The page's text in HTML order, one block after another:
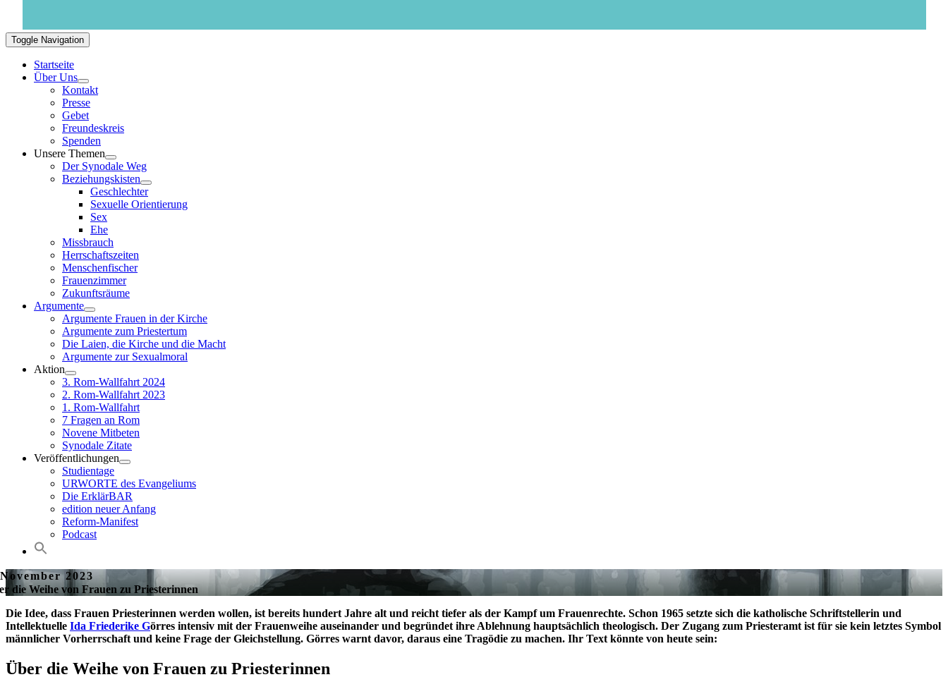
Toggle Navigation
Startseite
Über Uns
Kontakt
Presse
Gebet
Freundeskreis
Spenden
Unsere Themen
Der Synodale Weg
Beziehungskisten
Geschlechter
Sexuelle Orientierung
Sex
Ehe
Missbrauch
Herrschaftszeiten
Menschenfischer
Frauenzimmer
Zukunftsräume
Argumente
Argumente Frauen in der Kirche
Argumente zum Priestertum
Die Laien, die Kirche und die Macht
Argumente zur Sexualmoral
Aktion
3. Rom-Wallfahrt 2024
2. Rom-Wallfahrt 2023
1. Rom-Wallfahrt
7 Fragen an Rom
Novene Mitbeten
Synodale Zitate
Veröffentlichungen
Studientage
URWORTE des Evangeliums
Die ErklärBAR
edition neuer Anfang
Reform-Manifest
Podcast
2023
die Weihe von Frauen zu Priesterinnen
Die Idee, dass Frauen Priesterinnen werden wollen, ist bereits hundert Jahre alt und reicht tiefer als der Kampf um Frauenrechte. Schon 1965 setzte sich die katholische Schriftstellerin und
Intellektuelle Ida Friederike Görres intensiv mit der Frauenweihe auseinander und begründet ihre Ablehnung hauptsächlich theologisch. Der Zugang zum Priesteramt ist für sie kein letztes Symbol
männlicher Vorherrschaft und keine Frage der Gleichstellung. Görres warnt davor, daraus eine Tragödie zu machen. Ihr Text könnte von heute sein:
Über die Weihe von Frauen zu Priesterinnen